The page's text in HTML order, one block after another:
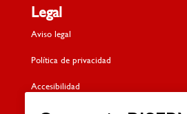
Legal
Aviso legal
Política de privacidad
Accesibilidad